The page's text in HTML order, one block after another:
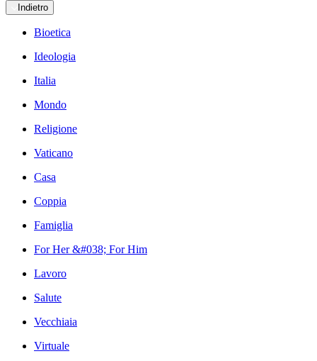
Indietro
Bioetica
Ideologia
Italia
Mondo
Religione
Vaticano
Casa
Coppia
Famiglia
For Her &#038; For Him
Lavoro
Salute
Vecchiaia
Virtuale